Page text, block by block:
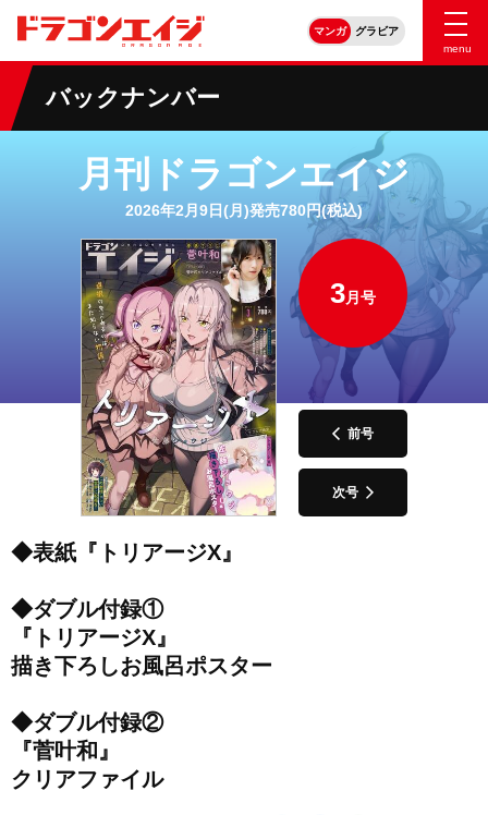
マンガ
グラビア
menu
バックナンバー
月刊ドラゴンエイジ
2026年2月9日(月)発売780円(税込)
3月号
前号
次号
◆表紙『トリアージX』
◆ダブル付録①
『トリアージX』
描き下ろしお風呂ポスター
◆ダブル付録②
『菅叶和』
クリアファイル